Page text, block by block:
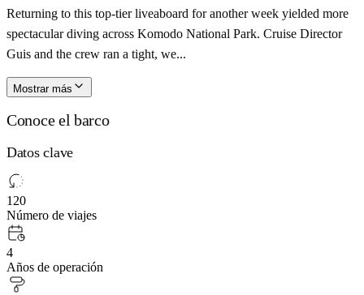
Returning to this top-tier liveaboard for another week yielded more
spectacular diving across Komodo National Park. Cruise Director
Guis and the crew ran a tight, we...
Mostrar más
Conoce el barco
Datos clave
120
Número de viajes
4
Años de operación